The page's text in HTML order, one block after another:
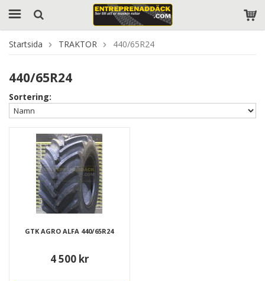
Startsida TRAKTOR 440/65R24
440/65R24
Sortering:
GTK AGRO ALFA 440/65R24
4 500 kr